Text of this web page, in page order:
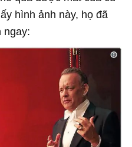
hình ảnh này, họ đã
ngay: